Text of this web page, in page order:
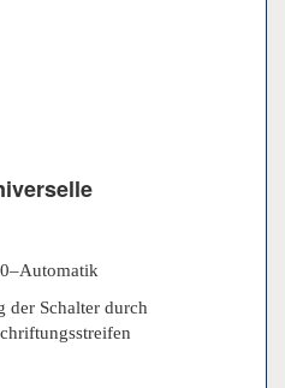
der Schalter durch